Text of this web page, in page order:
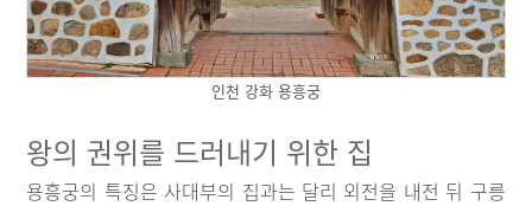
인천 강화 용흥궁
왕의 권위를 드러내기 위한 집
용흥궁의 특징은 사대부의 집과는 달리 외전을 내전 뒤 구릉